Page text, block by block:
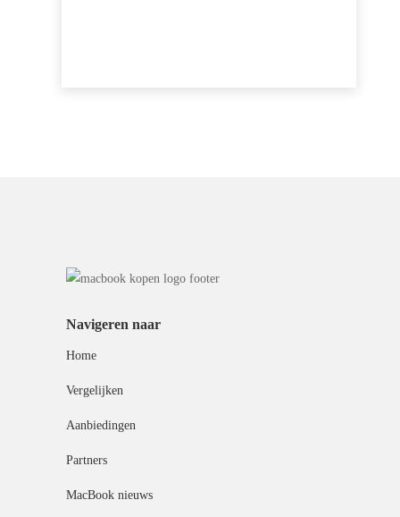
Navigeren naar
Home
Vergelijken
Aanbiedingen
Partners
MacBook nieuws